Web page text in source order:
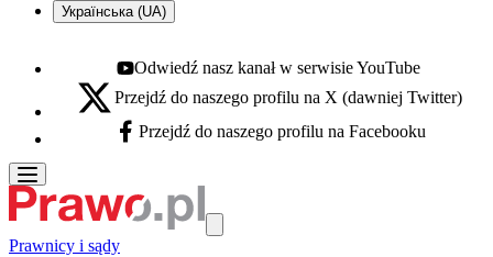
Українська (UA)
Youtube - otwiera się w nowej karcie
Odwiedź nasz kanał w serwisie YouTube
X - otwiera się w nowej karcie
Przejdź do naszego profilu na X (dawniej Twitter)
Facebook - otwiera się w nowej karcie
Przejdź do naszego profilu na Facebooku
Prawnicy i sądy